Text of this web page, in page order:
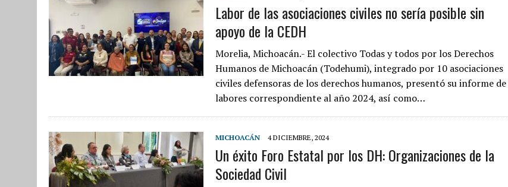
Labor de las asociaciones civiles no sería posible sin
apoyo de la CEDH
Morelia, Michoacán.- El colectivo Todas y todos por los Derechos
Humanos de Michoacán (Todehumi), integrado por 10 asociaciones
civiles defensoras de los derechos humanos, presentó su informe de
labores correspondiente al año 2024, así como…
MICHOACÁN 4 DICIEMBRE, 2024
Un éxito Foro Estatal por los DH: Organizaciones de la
Sociedad Civil